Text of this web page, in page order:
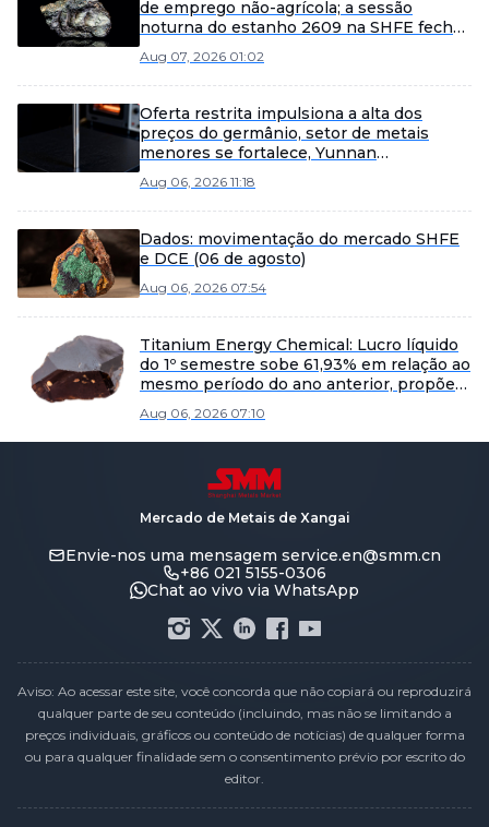
de emprego não-agrícola; a sessão
noturna do estanho 2609 na SHFE fecha
[Relatório Matinal de Estanho da SMM]
Aug 07, 2026 01:02
Oferta restrita impulsiona a alta dos
preços do germânio, setor de metais
menores se fortalece, Yunnan
lideram os ganhos [SMM Flash]
Aug 06, 2026 11:18
Dados: movimentação do mercado SHFE
e DCE (06 de agosto)
Aug 06, 2026 07:54
Titanium Energy Chemical: Lucro líquido
do 1º semestre sobe 61,93% em relação ao
mesmo período do ano anterior, propõe
Aug 06, 2026 07:10
Mercado de Metais de Xangai
Envie-nos uma mensagem service.en@smm.cn
+86 021 5155-0306
Chat ao vivo via WhatsApp
Aviso: Ao acessar este site, você concorda que não copiará ou reproduzirá
qualquer parte de seu conteúdo (incluindo, mas não se limitando a
preços individuais, gráficos ou conteúdo de notícias) de qualquer forma
ou para qualquer finalidade sem o consentimento prévio por escrito do
editor.